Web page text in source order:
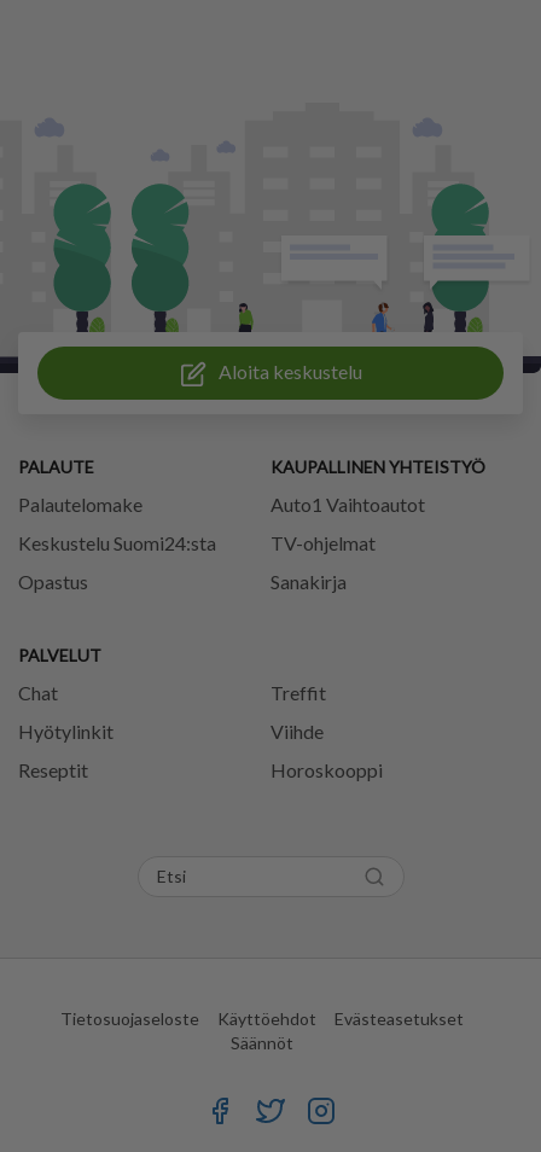
Aloita keskustelu
PALAUTE
Palautelomake
Keskustelu Suomi24:sta
Opastus
PALVELUT
Chat
Treffit
Hyötylinkit
Viihde
Reseptit
Horoskooppi
KAUPALLINEN YHTEISTYÖ
Auto1 Vaihtoautot
TV-ohjelmat
Sanakirja
Tietosuojaseloste Käyttöehdot
Evästeasetukset
Säännöt